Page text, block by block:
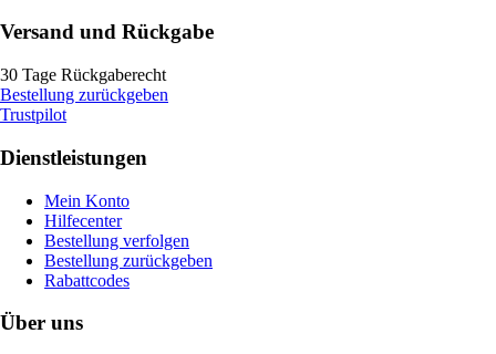
Versand und Rückgabe
30 Tage Rückgaberecht
Bestellung zurückgeben
Trustpilot
Dienstleistungen
Mein Konto
Hilfecenter
Bestellung verfolgen
Bestellung zurückgeben
Rabattcodes
Über uns